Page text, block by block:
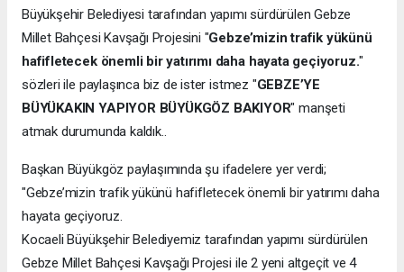
Büyükşehir Belediyesi tarafından yapımı sürdürülen Gebze
Millet Bahçesi Kavşağı Projesini "Gebze’mizin trafik yükünü
hafifletecek önemli bir yatırımı daha hayata geçiyoruz."
sözleri ile paylaşınca biz de ister istmez "GEBZE’YE
BÜYÜKAKIN YAPIYOR BÜYÜKGÖZ BAKIYOR" manşeti
atmak durumunda kaldık..
Başkan Büyükgöz paylaşımında şu ifadelere yer verdi;
"Gebze’mizin trafik yükünü hafifletecek önemli bir yatırımı daha
hayata geçiyoruz.
Kocaeli Büyükşehir Belediyemiz tarafından yapımı sürdürülen
Gebze Millet Bahçesi Kavşağı Projesi ile 2 yeni altgeçit ve 4